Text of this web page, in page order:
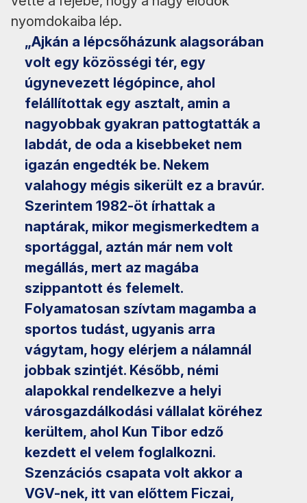
nyomdokaiba lép.
„Ajkán a lépcsőházunk alagsorában
volt egy közösségi tér, egy
úgynevezett légópince, ahol
felállítottak egy asztalt, amin a
nagyobbak gyakran pattogtatták a
labdát, de oda a kisebbeket nem
igazán engedték be. Nekem
valahogy mégis sikerült ez a bravúr.
Szerintem 1982-öt írhattak a
naptárak, mikor megismerkedtem a
sportággal, aztán már nem volt
megállás, mert az magába
szippantott és felemelt.
Folyamatosan szívtam magamba a
sportos tudást, ugyanis arra
vágytam, hogy elérjem a nálamnál
jobbak szintjét. Később, némi
alapokkal rendelkezve a helyi
városgazdálkodási vállalat köréhez
kerültem, ahol Kun Tibor edző
kezdett el velem foglalkozni.
Szenzációs csapata volt akkor a
VGV-nek, itt van előttem Ficzai,